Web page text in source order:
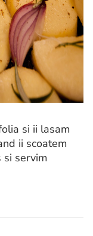
si ii lasam
ii scoatem
si servim